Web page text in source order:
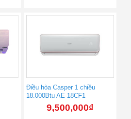
Điều hòa Casper 1 chiều
18.000Btu AE-18CF1
9,500,000₫